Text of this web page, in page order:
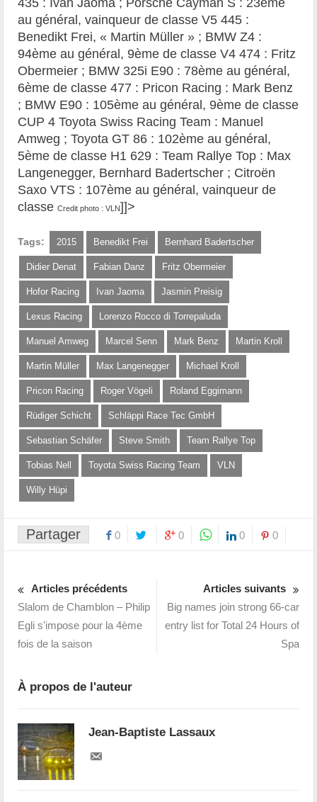
au général, vainqueur de classe V5 445 :
Benedikt Frei, « Martin Müller » ; BMW Z4 :
94ème au général, 9ème de classe V4 474 : Fritz
Obermeier ; BMW 325i E90 : 78ème au général,
6ème de classe 477 : Pricon Racing : Mark Benz
; BMW E90 : 105ème au général, 9ème de classe
CUP 4 Toyota Swiss Racing Team : Manuel
Amweg ; Toyota GT 86 : 102ème au général,
5ème de classe H1 629 : Team Rallye Top : Max
Langenegger, Bernhard Badertscher ; Citroën
Saxo VTS : 107ème au général, vainqueur de
classeCredit photo : VLN]]>
Tags: 2015 Benedikt Frei Bernhard Badertscher
Didier Denat Fabian Danz Fritz Obermeier
Hofor Racing Ivan Jaoma Jasmin Preisig
Lexus Racing Lorenzo Rocco di Torrepaluda
Manuel Amweg Marcel Senn Mark Benz Martin Kroll
Martin Müller Max Langenegger Michael Kroll
Pricon Racing Roger Vögeli Roland Eggimann
Rüdiger Schicht Schläppi Race Tec GmbH
Sebastian Schäfer Steve Smith Team Rallye Top
Tobias Nell Toyota Swiss Racing Team VLN
Willy Hüpi
Partager 0 0 0 0
Articles précédents
Slalom de Chamblon – Philip
Egli s'impose pour la 4ème
fois de la saison
Articles suivants
Big names join strong 66-car
entry list for Total 24 Hours of
Spa
À propos de l'auteur
Jean-Baptiste Lassaux